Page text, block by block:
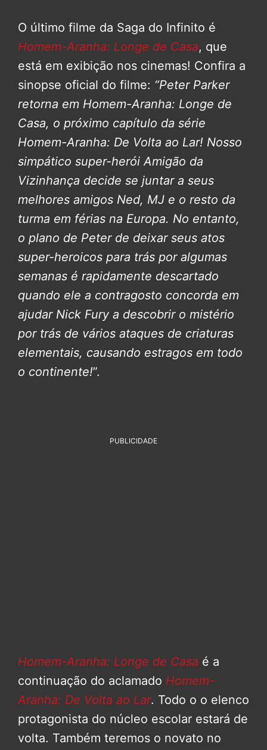
O último filme da Saga do Infinito é
Homem-Aranha: Longe de Casa, que
está em exibição nos cinemas! Confira a
sinopse oficial do filme: “Peter Parker
retorna em Homem-Aranha: Longe de
Casa, o próximo capítulo da série
Homem-Aranha: De Volta ao Lar! Nosso
simpático super-herói Amigão da
Vizinhança decide se juntar a seus
melhores amigos Ned, MJ e o resto da
turma em férias na Europa. No entanto,
o plano de Peter de deixar seus atos
super-heroicos para trás por algumas
semanas é rapidamente descartado
quando ele a contragosto concorda em
ajudar Nick Fury a descobrir o mistério
por trás de vários ataques de criaturas
elementais, causando estragos em todo
o continente!”.
PUBLICIDADE
Homem-Aranha: Longe de Casa é a
continuação do aclamado Homem-
Aranha: De Volta ao Lar. Todo o o elenco
protagonista do núcleo escolar estará de
volta. Também teremos o novato no